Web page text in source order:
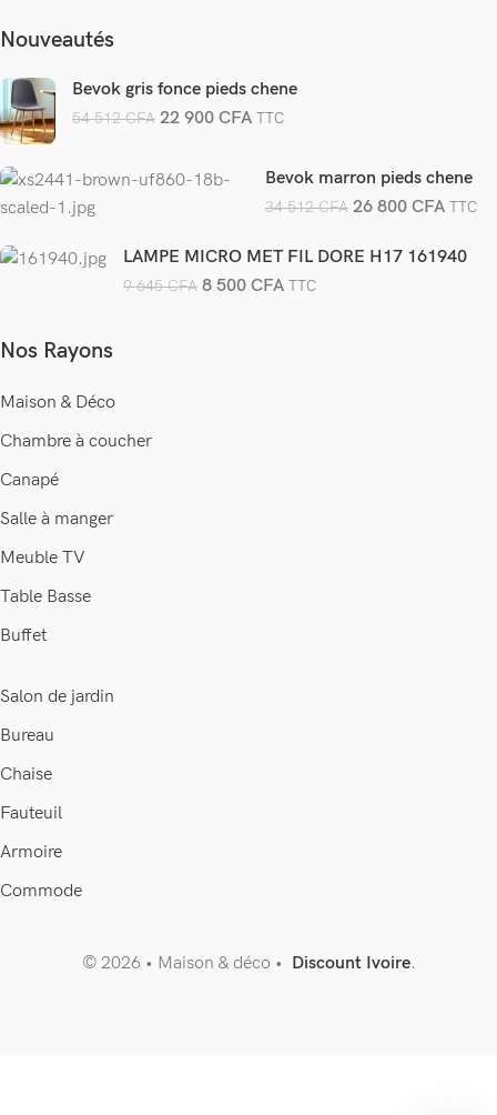
Nouveautés
Bevok gris fonce pieds chene
54 512CFA 22 900CFA TTC
Bevok marron pieds chene
34 512CFA 26 800 CFA TTC
LAMPE MICRO MET FIL DORE H17 161940
9 645CFA 8 500CFA TTC
Nos Rayons
Maison & Déco
Chambre à coucher
Canapé
Salle à manger
Meuble TV
Table Basse
Buffet
Salon de jardin
Bureau
Chaise
Fauteuil
Armoire
Commode
© 2026 • Maison & déco • Discount Ivoire.